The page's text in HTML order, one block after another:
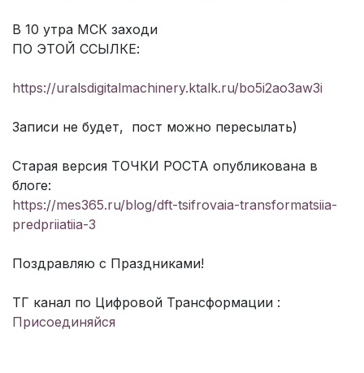
В 10 утра МСК заходи
ПО ЭТОЙ ССЫЛКЕ:
https://uralsdigitalmachinery.ktalk.ru/bo5i2ao3aw3i
Записи не будет, пост можно пересылать)
Старая версия ТОЧКИ РОСТА опубликована в
блоге:
https://mes365.ru/blog/dft-tsifrovaia-transformatsiia-
predpriiatiia-3
Поздравляю с Праздниками!
ТГ канал по Цифровой Трансформации :
Присоединяйся